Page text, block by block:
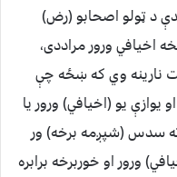
د ټولو اصحابو (رض)
اخيافي ورور مراددى،
وي که ښځه چې
يوازې يو (اخيافي) ورور يا
سدس (شپږمه برخه) ور
ورور او خوربرخه برابره